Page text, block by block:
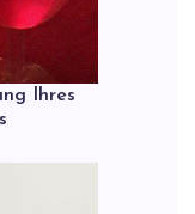
Ihres